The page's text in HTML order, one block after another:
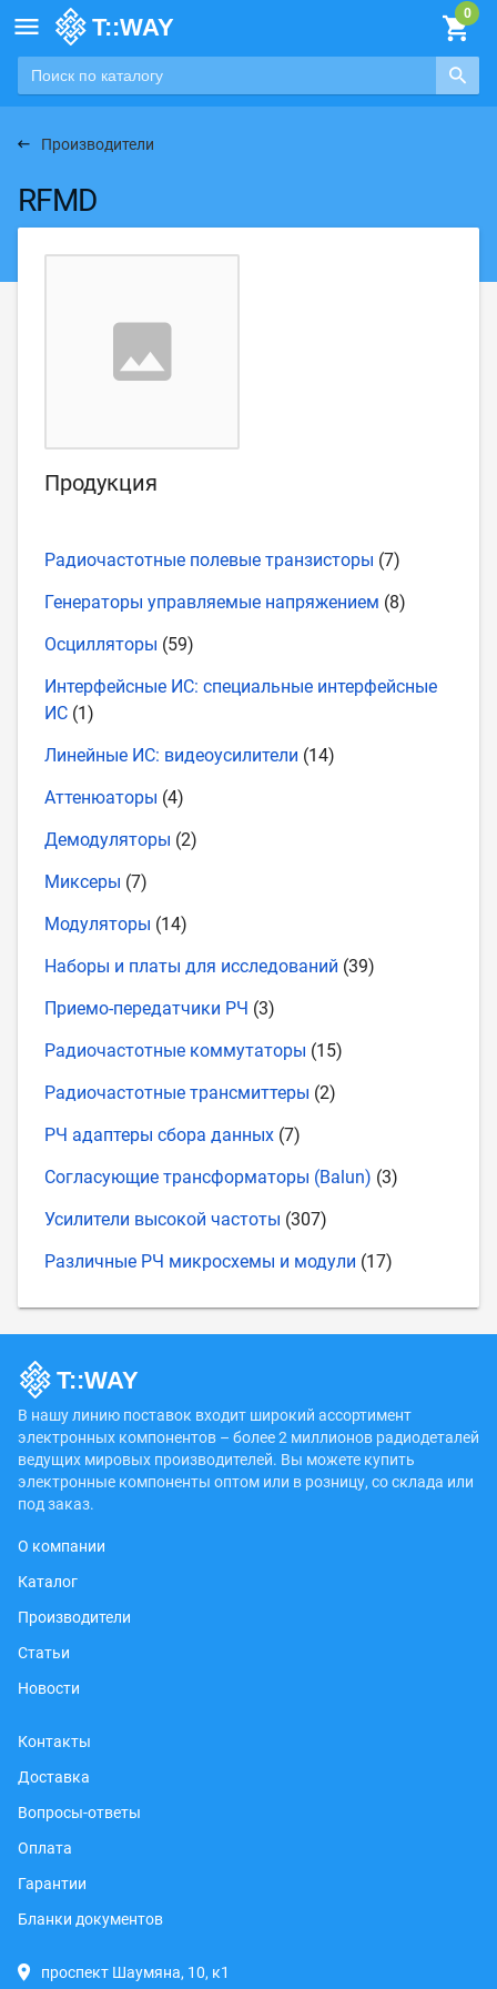

Производители
RFMD
Продукция
Радиочастотные полевые транзисторы (7)
Генераторы управляемые напряжением (8)
Осцилляторы (59)
Интерфейсные ИС: специальные интерфейсные
ИС (1)
Линейные ИС: видеоусилители (14)
Аттенюаторы (4)
Демодуляторы (2)
Миксеры (7)
Модуляторы (14)
Наборы и платы для исследований (39)
Приемо-передатчики РЧ (3)
Радиочастотные коммутаторы (15)
Радиочастотные трансмиттеры (2)
РЧ адаптеры сбора данных (7)
Согласующие трансформаторы (Balun) (3)
Усилители высокой частоты (307)
Различные РЧ микросхемы и модули (17)
В нашу линию поставок входит широкий ассортимент
электронных компонентов – более 2 миллионов радиодеталей
ведущих мировых производителей. Вы можете купить
электронные компоненты оптом или в розницу, со склада или
под заказ.
О компании
Каталог
Производители
Статьи
Новости
Контакты
Доставка
Вопросы-ответы
Оплата
Гарантии
Бланки документов
проспект Шаумяна, 10, к1